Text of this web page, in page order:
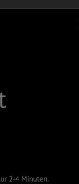
2-4 Minuten.